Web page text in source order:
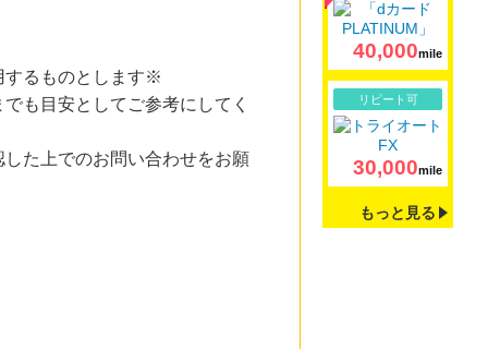
するものとします※
も目安としてご参考にしてく
た上でのお問い合わせをお願
40,000mile
リピート可
30,000mile
もっと見る